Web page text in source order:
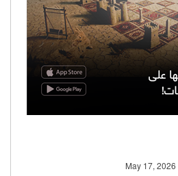
May 17, 2026